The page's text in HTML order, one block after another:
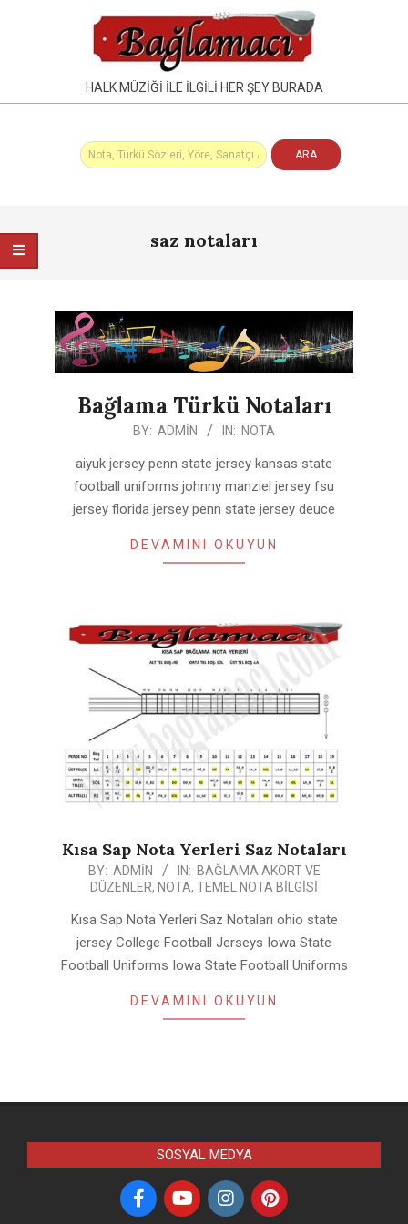
HALK MÜZIĞI İLE İLGILI HER ŞEY BURADA
Navigation
Menu
saz notaları
Bağlama Türkü Notaları
BY: ADMIN IN: NOTA
aiyuk jersey penn state jersey kansas state
football uniforms johnny manziel jersey fsu
jersey florida jersey penn state jersey deuce
DEVAMINI OKUYUN
Kısa Sap Nota Yerleri Saz Notaları
BY: ADMIN IN: BAĞLAMA AKORT VE
DÜZENLER, NOTA, TEMEL NOTA BILGISI
Kısa Sap Nota Yerleri Saz Notaları ohio state
jersey College Football Jerseys Iowa State
Football Uniforms Iowa State Football Uniforms
DEVAMINI OKUYUN
SOSYAL MEDYA